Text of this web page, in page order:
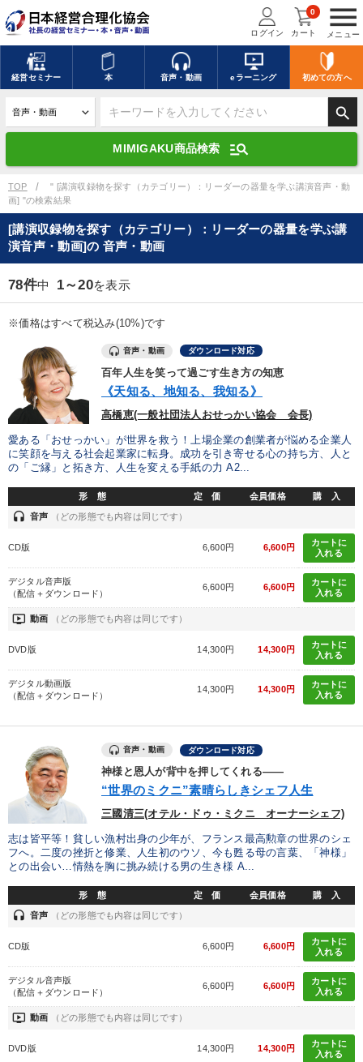
menu
メニュー
ログイン カート
0
経営セミナー 本 音声・動画 eラーニング 初めての方へ
search
MIMIGAKU商品検索 manage_search
キーワードを入力して探す
デジタル版対応のみ検索結果に表示する
search 上記の条件で検索
mic 講演収録物を探す
ます
カテゴリー
優秀各社の智恵と戦略 事業家のロマンと経営
若手異才経営者の発想 専門家のアドバイス
リーダーの器量を学ぶ
テーマ
【2026年7月】音声・映像ご案内商品
《強い財務を実践する経営者》講話４選
【最新刊】時代を超える経営150の言葉＋社長のスピーチ・話材
集２タイトル
業種
卸売・小売・飲食業 建設・不動産業
IT・サービス・金融業 コンサルタント 専門家
リベラルアーツ デザイン 広報・PR
両利きの経営
※「更新」を押すと「テーマ」「キーワード」を更新いただけます。
TOP
" [講演収録物を探す（カテゴリー）：リーダーの器量を学ぶ講演音声・動
画] "の検索結果
[講演収録物を探す（カテゴリー）：リーダーの器量を学ぶ講
演音声・動画]の 音声・動画
78件中 1～20を表示
※価格はすべて税込み(10%)です
音声・動画 ダウンロード対応
百年人生を笑って過ごす生き方の知恵
《天知る、地知る、我知る》
高橋恵(一般社団法人おせっかい協会 会長)
愛ある「おせっかい」が世界を救う！上場企業の創業者が悩める企業人
に笑顔を与える社会起業家に転身。成功を引き寄せる心の持ち方、人と
の「ご縁」と拓き方、人生を変える手紙の力 A2...
形 態 定 価 会員価格 購 入
headset 音声 （どの形態でも内容は同じです）
CD版 6,600円 6,600円
カートに
入れる
デジタル音声版
（配信＋ダウンロード）
6,600円 6,600円
カートに
入れる
ondemand_video 動画 （どの形態でも内容は同じです）
DVD版 14,300円 14,300円
カートに
入れる
デジタル動画版
（配信＋ダウンロード）
14,300円 14,300円
カートに
入れる
音声・動画 ダウンロード対応
神様と恩人が背中を押してくれる――
“世界のミクニ”素晴らしきシェフ人生
三國清三(オテル・ドゥ・ミクニ オーナーシェフ)
志は皆平等！貧しい漁村出身の少年が、フランス最高勲章の世界のシェ
フへ。二度の挫折と修業、人生初のウソ、今も甦る母の言葉、「神様」
との出会い…情熱を胸に挑み続ける男の生き様 A...
形 態 定 価 会員価格 購 入
headset 音声 （どの形態でも内容は同じです）
CD版 6,600円 6,600円
カートに
入れる
デジタル音声版
（配信＋ダウンロード）
6,600円 6,600円
カートに
入れる
ondemand_video 動画 （どの形態でも内容は同じです）
DVD版 14,300円 14,300円
カートに
入れる